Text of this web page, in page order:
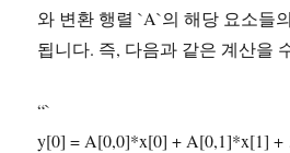
와 변환 행렬 `A`의 해당 요소들
됩니다. 즉, 다음과 같은 계산을
“`
y[0] = A[0,0]*x[0] + A[0,1]*x[1]